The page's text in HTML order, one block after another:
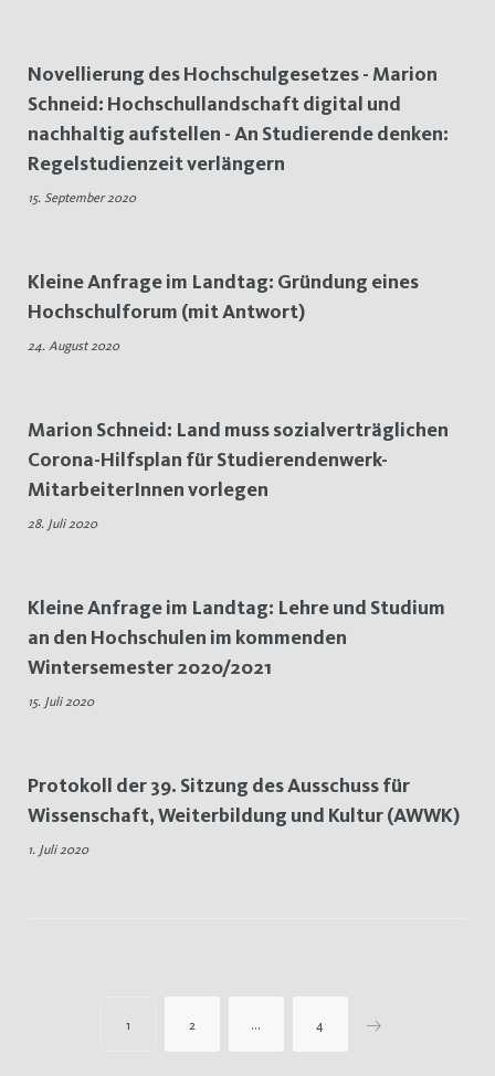
Novellierung des Hochschulgesetzes - Marion
Schneid: Hochschullandschaft digital und
nachhaltig aufstellen - An Studierende denken:
Regelstudienzeit verlängern
15. September 2020
Kleine Anfrage im Landtag: Gründung eines
Hochschulforum (mit Antwort)
24. August 2020
Marion Schneid: Land muss sozialverträglichen
Corona-Hilfsplan für Studierendenwerk-
MitarbeiterInnen vorlegen
28. Juli 2020
Kleine Anfrage im Landtag: Lehre und Studium
an den Hochschulen im kommenden
Wintersemester 2020/2021
15. Juli 2020
Protokoll der 39. Sitzung des Ausschuss für
Wissenschaft, Weiterbildung und Kultur (AWWK)
1. Juli 2020
1 2 … 4